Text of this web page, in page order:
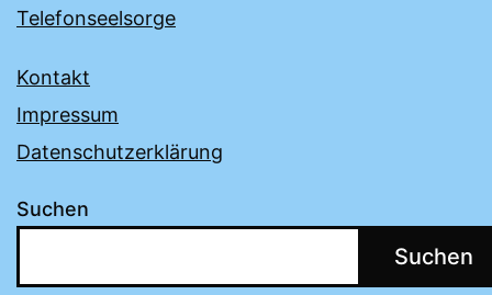
Telefonseelsorge
Kontakt
Impressum
Datenschutzerklärung
Suchen
Suchen